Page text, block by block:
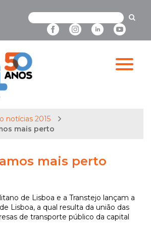
notícias 2015
mais perto
mais perto
de Lisboa e a Transtejo lançam a
Lisboa, a qual resulta da união das
de transporte público da capital